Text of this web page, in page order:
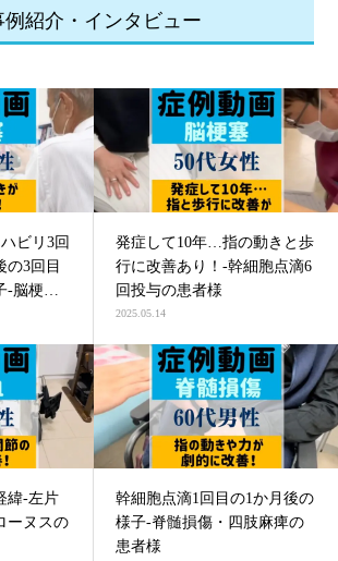
例紹介・インタビュー
ビリ3回
の3回目
脳梗塞
様
発症して10年…指の動きと歩
行に改善あり！-幹細胞点滴6
回投与の患者様
2025.05.14
緯-左片
ーヌスの
幹細胞点滴1回目の1か月後の
様子-脊髄損傷・四肢麻痺の
患者様